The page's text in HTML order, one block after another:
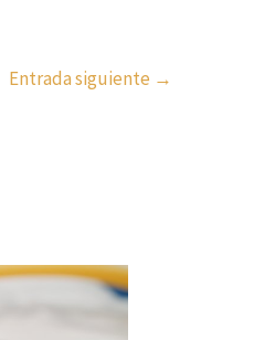
Entrada siguiente →